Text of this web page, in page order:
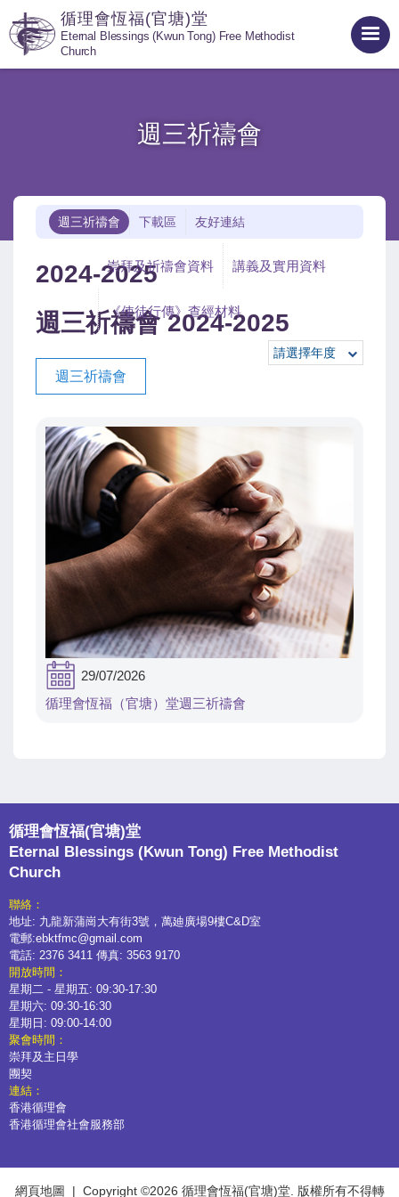
循理會恆福(官塘)堂
Eternal Blessings (Kwun Tong) Free Methodist
Church
週三祈禱會
週三祈禱會 下載區
崇拜及祈禱會資料 講義及實用資料
《使徒行傳》查經材料
友好連結
2024-2025
週三祈禱會 2024-2025
請選擇年度
週三祈禱會
29/07/2026
循理會恆福（官塘）堂週三祈禱會
循理會恆福(官塘)堂
Eternal Blessings (Kwun Tong) Free Methodist
Church
聯絡：
地址: 九龍新蒲崗大有街3號，萬廸廣場9樓C&D室
電郵:ebktfmc@gmail.com
電話: 2376 3411 傳真: 3563 9170
開放時間：
星期二 - 星期五: 09:30-17:30
星期六: 09:30-16:30
星期日: 09:00-14:00
聚會時間：
崇拜及主日學
團契
連結：
香港循理會
香港循理會社會服務部
網頁地圖 | Copyright ©2026 循理會恆福(官塘)堂. 版權所有不得轉